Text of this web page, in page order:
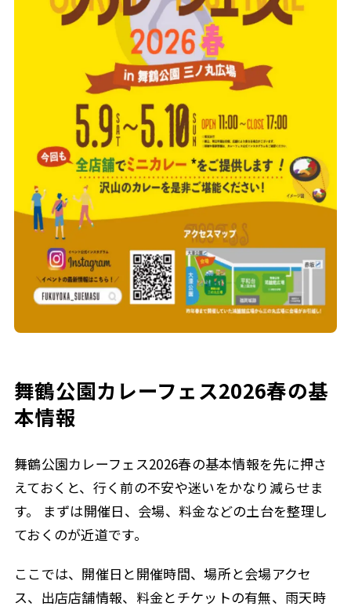
舞鶴公園カレーフェス2026春の基
本情報
舞鶴公園カレーフェス2026春の基本情報を先に押さ
えておくと、行く前の不安や迷いをかなり減らせま
す。 まずは開催日、会場、料金などの土台を整理し
ておくのが近道です。
ここでは、開催日と開催時間、場所と会場アクセ
ス、出店店舗情報、料金とチケットの有無、雨天時